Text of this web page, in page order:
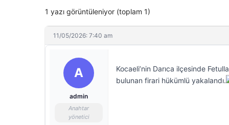
1 yazı görüntüleniyor (toplam 1)
11/05/2026: 7:40 am
A
admin
Anahtar
yönetici
Kocaeli’nin Darıca ilçesinde
bulunan firari hükümlü yakalandı.